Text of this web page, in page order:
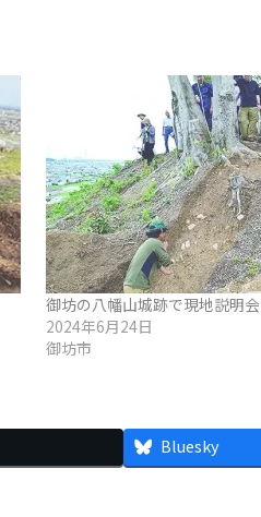
御坊の八幡山城跡で現地説明会
2024年6月24日
御坊市
Bluesky